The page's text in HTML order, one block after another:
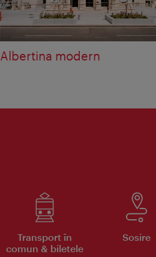
Albertina modern
Transport în
comun & biletele
Sosire